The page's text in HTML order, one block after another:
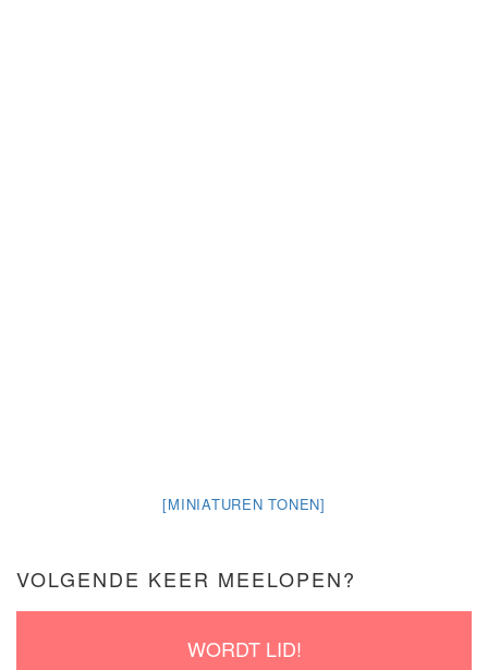
[MINIATUREN TONEN]
VOLGENDE KEER MEELOPEN?
WORDT LID!